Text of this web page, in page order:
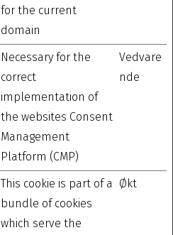
for the current
domain
Necessary for the
correct
implementation of
the websites Consent
Management
Platform (CMP)
Vedvare
nde
This cookie is part of a
bundle of cookies
which serve the
Økt